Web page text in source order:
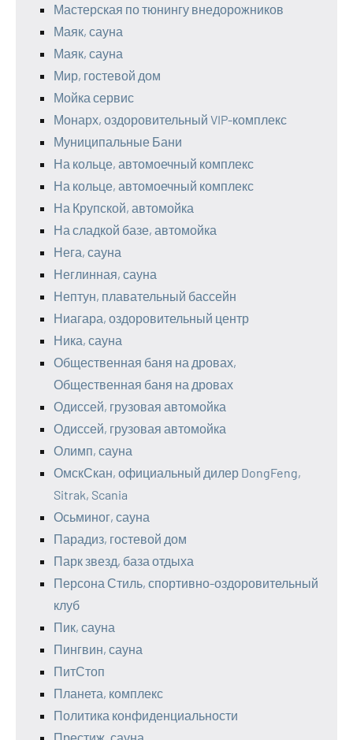
Мастерская по тюнингу внедорожников
Маяк, сауна
Маяк, сауна
Мир, гостевой дом
Мойка сервис
Монарх, оздоровительный VIP-комплекс
Муниципальные Бани
На кольце, автомоечный комплекс
На кольце, автомоечный комплекс
На Крупской, автомойка
На сладкой базе, автомойка
Нега, сауна
Неглинная, сауна
Нептун, плавательный бассейн
Ниагара, оздоровительный центр
Ника, сауна
Общественная баня на дровах,
Общественная баня на дровах
Одиссей, грузовая автомойка
Одиссей, грузовая автомойка
Олимп, сауна
ОмскСкан, официальный дилер DongFeng,
Sitrak, Scania
Осьминог, сауна
Парадиз, гостевой дом
Парк звезд, база отдыха
Персона Стиль, спортивно-оздоровительный
клуб
Пик, сауна
Пингвин, сауна
ПитСтоп
Планета, комплекс
Политика конфиденциальности